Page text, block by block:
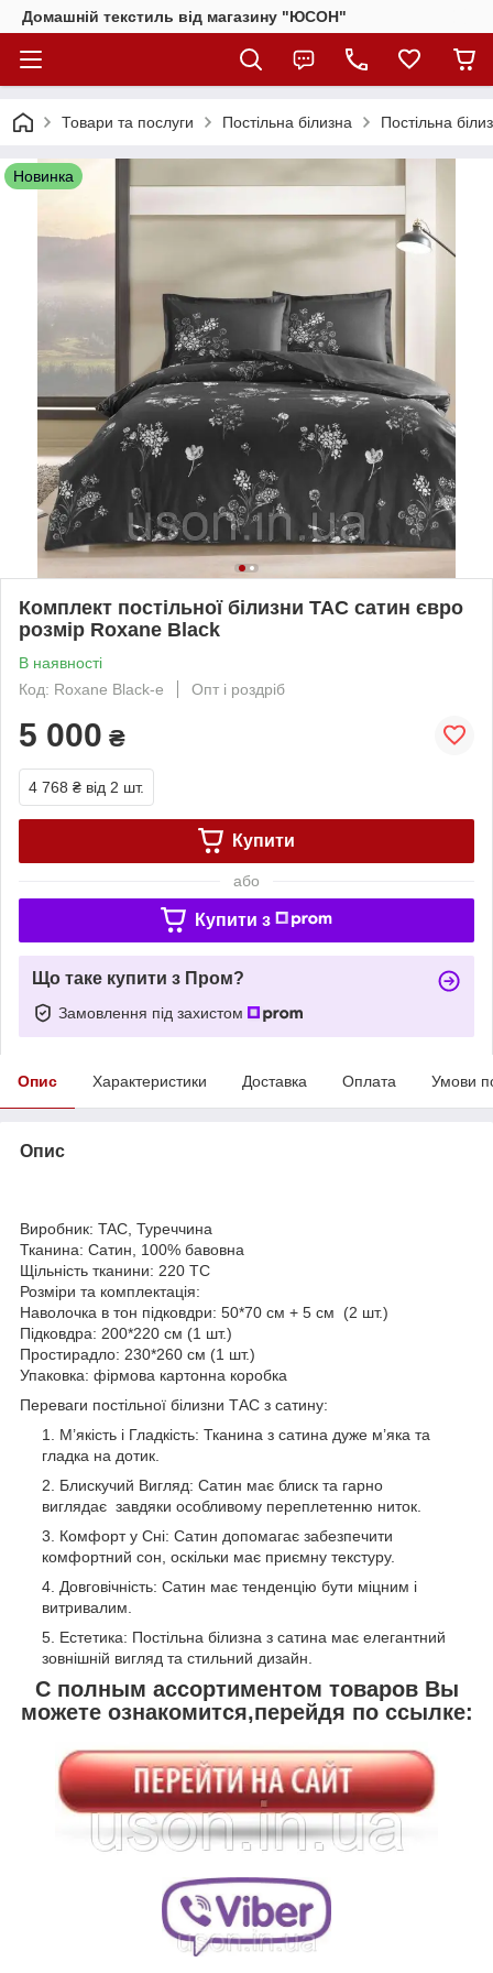
Домашній текстиль від магазину "ЮСОН"
Товари та послуги Постільна білизна Постільна
Новинка
Комплект постільної білизни TAC сатин євро
розмір Roxane Black
В наявності
Код: Roxane Black-е
Опт і роздріб
5 000 ₴
4 768 ₴ від 2 шт.
Купити
або
Купити з
Що таке купити з Пром?
Замовлення під захистом
Опис Характеристики Доставка Оплата Умови
Опис
Виробник: TAC, Туреччина
Тканина: Сатин, 100% бавовна
Щільність тканини: 220 TC
Розміри та комплектація:
Наволочка в тон підковдри: 50*70 см + 5 см (2 шт.)
Підковдра: 200*220 см (1 шт.)
Простирадло: 230*260 см (1 шт.)
Упаковка: фірмова картонна коробка
Переваги постільної білизни ТАС з сатину:
М’якість і Гладкість: Тканина з сатина дуже м’яка та
гладка на дотик.
Блискучий Вигляд: Сатин має блиск та гарно
виглядає завдяки особливому переплетенню ниток.
Комфорт у Сні: Сатин допомагає забезпечити
комфортний сон, оскільки має приємну текстуру.
Довговічність: Сатин має тенденцію бути міцним і
витривалим.
Естетика: Постільна білизна з сатина має елегантний
зовнішній вигляд та стильний дизайн.
С полным ассортиментом товаров Вы
можете ознакомится,перейдя по ссылке: